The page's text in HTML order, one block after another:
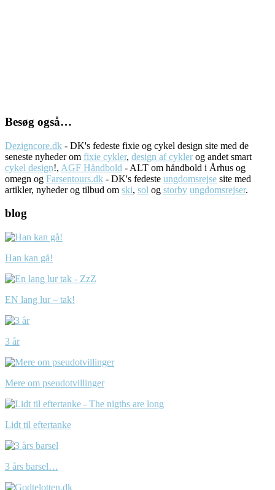
Besøg også…
Dezigncore.dk - DK's fedeste fixie og cykel design site med de
seneste nyheder om fixie cykler, design af cyklerog andet smart
cykel design!, AGF Håndbold - ALT om håndbold i Århus og
omegn og Farsentours.dk - DK's fedeste ungdomsrejse site med
artikler, nyheder og tilbud om ski, sol og storby ungdomsrejser.
blog
Han kan gå!
EN lang lur – tak!
3 år
Mere om pseudotvillinger
Lidt til eftertanke
3 års barsel…